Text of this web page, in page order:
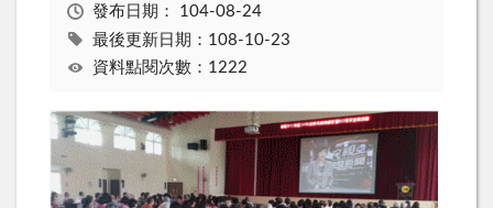
發布日期： 104-08-24
最後更新日期：108-10-23
資料點閱次數：1222